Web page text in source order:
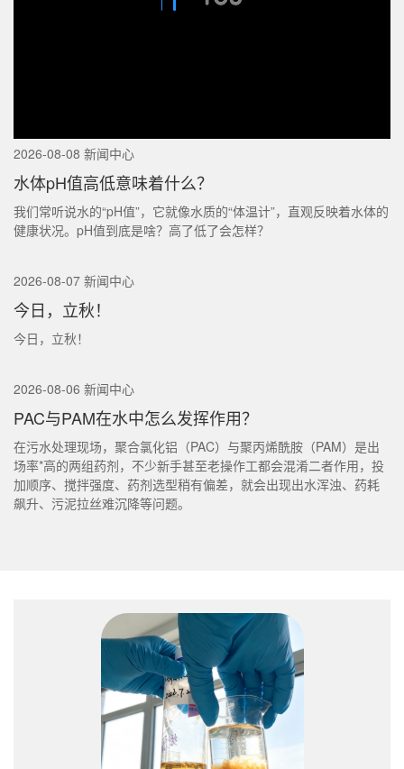
2026-08-08 新闻中心
水体pH值高低意味着什么？
我们常听说水的“pH值”，它就像水质的“体温计”，直观反映着水体的
健康状况。pH值到底是啥？高了低了会怎样？
2026-08-07 新闻中心
今日，立秋！
今日，立秋！
2026-08-06 新闻中心
PAC与PAM在水中怎么发挥作用？
在污水处理现场，聚合氯化铝（PAC）与聚丙烯酰胺（PAM）是出
场率*高的两组药剂，不少新手甚至老操作工都会混淆二者作用，投
加顺序、搅拌强度、药剂选型稍有偏差，就会出现出水浑浊、药耗
飙升、污泥拉丝难沉降等问题。